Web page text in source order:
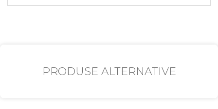
PRODUSE ALTERNATIVE